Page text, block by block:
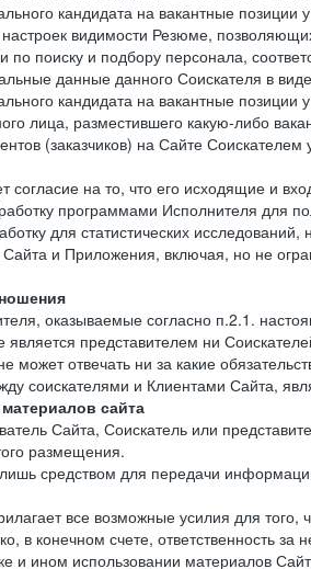
кандидата на вакантные позиции
видимости Резюме,
по поиску и подбору персонала,
данные данного Соискателя в
кандидата на вакантные позиции
лица, разместившего какую-либо
(заказчиков) на Сайте
согласие на то, что его исходящие и
программами Исполнителя для
для статистических
и Приложения, включая, но не
оказываемые согласно п.2.1.
является представителем ни
может отвечать ни за какие
соискателями и Клиентами Сайта,
сайта
Сайта, Соискатель или
размещения.
средством для передачи
все возможные усилия для
в конечном счете, ответственность за
и ином использовании материалов